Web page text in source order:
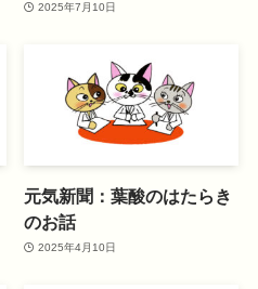
2025年7月10日
元気新聞：葉酸のはたらき
のお話
2025年4月10日